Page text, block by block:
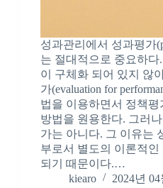
성과관리에서 성과평가
는 절대적으로 중요하
이 구체화 되어 있지 않
가(evaluation for
법을 이용하면서 정책평
방법을 원용한다. 그러
가는 아니다. 그 이유는
부로서 별도의 이론적
되기 때문이다.…
kiearo
2024년